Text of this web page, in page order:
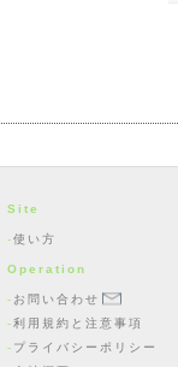
Site
使い方
Operation
お問い合わせ
利用規約と注意事項
プライバシーポリシー